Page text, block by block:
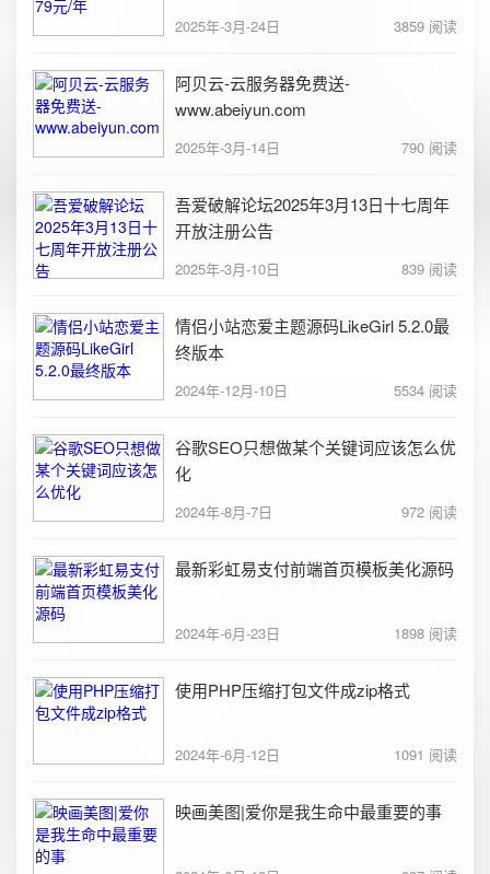
2025年-3月-24日 3859 阅读
阿贝云-云服务器免费送-
www.abeiyun.com
2025年-3月-14日 790 阅读
吾爱破解论坛2025年3月13日十七周年
开放注册公告
2025年-3月-10日 839 阅读
情侣小站恋爱主题源码LikeGirl 5.2.0最
终版本
2024年-12月-10日 5534 阅读
谷歌SEO只想做某个关键词应该怎么优
化
2024年-8月-7日 972 阅读
最新彩虹易支付前端首页模板美化源码
2024年-6月-23日 1898 阅读
使用PHP压缩打包文件成zip格式
2024年-6月-12日 1091 阅读
映画美图|爱你是我生命中最重要的事